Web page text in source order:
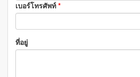
เบอร์โทรศัพท์ *
ที่อยู่